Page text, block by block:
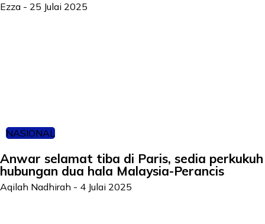
Ezza - 25 Julai 2025
NASIONAL
Anwar selamat tiba di Paris, sedia perkukuh
hubungan dua hala Malaysia-Perancis
Aqilah Nadhirah - 4 Julai 2025